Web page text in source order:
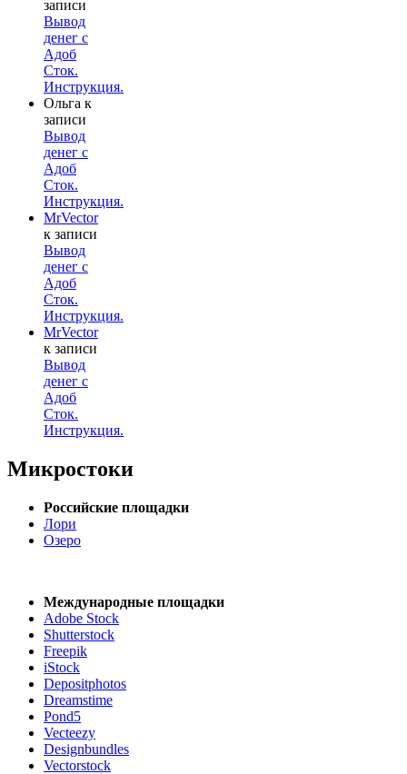
записи
Вывод
денег с
Адоб
Сток.
Инструкция.
Ольга к
записи
Вывод
денег с
Адоб
Сток.
Инструкция.
MrVector
к записи
Вывод
денег с
Адоб
Сток.
Инструкция.
MrVector
к записи
Вывод
денег с
Адоб
Сток.
Инструкция.
Микростоки
Российские площадки
Лори
Озеро
Международные площадки
Adobe Stock
Shutterstock
Freepik
iStock
Depositphotos
Dreamstime
Pond5
Vecteezy
Designbundles
Vectorstock